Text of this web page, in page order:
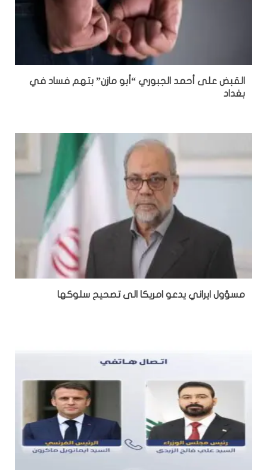
القبض على أحمد الجبوري “أبو مازن” بتهم فساد في
بغداد
مسؤول ايراني يدعو امريكا الى تصحيح سلوكها